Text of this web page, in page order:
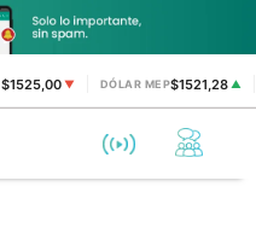
$1525,00 ▼ DÓLAR MEP$1521,28▲